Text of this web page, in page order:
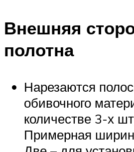
Внешняя
полотна
Нарезаются
обивочного
количестве 3-х
Примерная